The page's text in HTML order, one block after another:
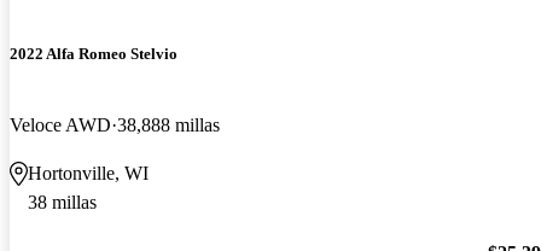
2022 Alfa Romeo Stelvio
Veloce AWD 38,888 millas
Hortonville, WI
38 millas